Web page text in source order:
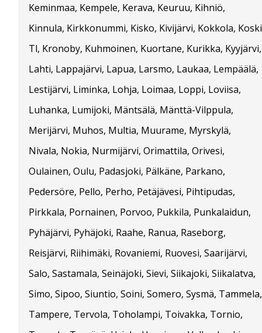
Keminmaa, Kempele, Kerava, Keuruu, Kihniö,
Kinnula, Kirkkonummi, Kisko, Kivijärvi, Kokkola, Koski
Tl, Kronoby, Kuhmoinen, Kuortane, Kurikka, Kyyjärvi,
Lahti, Lappajärvi, Lapua, Larsmo, Laukaa, Lempäälä,
Lestijärvi, Liminka, Lohja, Loimaa, Loppi, Loviisa,
Luhanka, Lumijoki, Mäntsälä, Mänttä-Vilppula,
Merijärvi, Muhos, Multia, Muurame, Myrskylä,
Nivala, Nokia, Nurmijärvi, Orimattila, Orivesi,
Oulainen, Oulu, Padasjoki, Pälkäne, Parkano,
Pedersöre, Pello, Perho, Petäjävesi, Pihtipudas,
Pirkkala, Pornainen, Porvoo, Pukkila, Punkalaidun,
Pyhäjärvi, Pyhäjoki, Raahe, Ranua, Raseborg,
Reisjärvi, Riihimäki, Rovaniemi, Ruovesi, Saarijärvi,
Salo, Sastamala, Seinäjoki, Sievi, Siikajoki, Siikalatva,
Simo, Sipoo, Siuntio, Soini, Somero, Sysmä, Tammela,
Tampere, Tervola, Toholampi, Toivakka, Tornio,